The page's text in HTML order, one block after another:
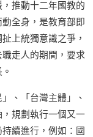
推動十二年國教的
全身，是教育部即
上統獨意識之爭，
走人的期間，要求
、「台灣主體」、
，規劃執行一個又一
續進行，例如：國